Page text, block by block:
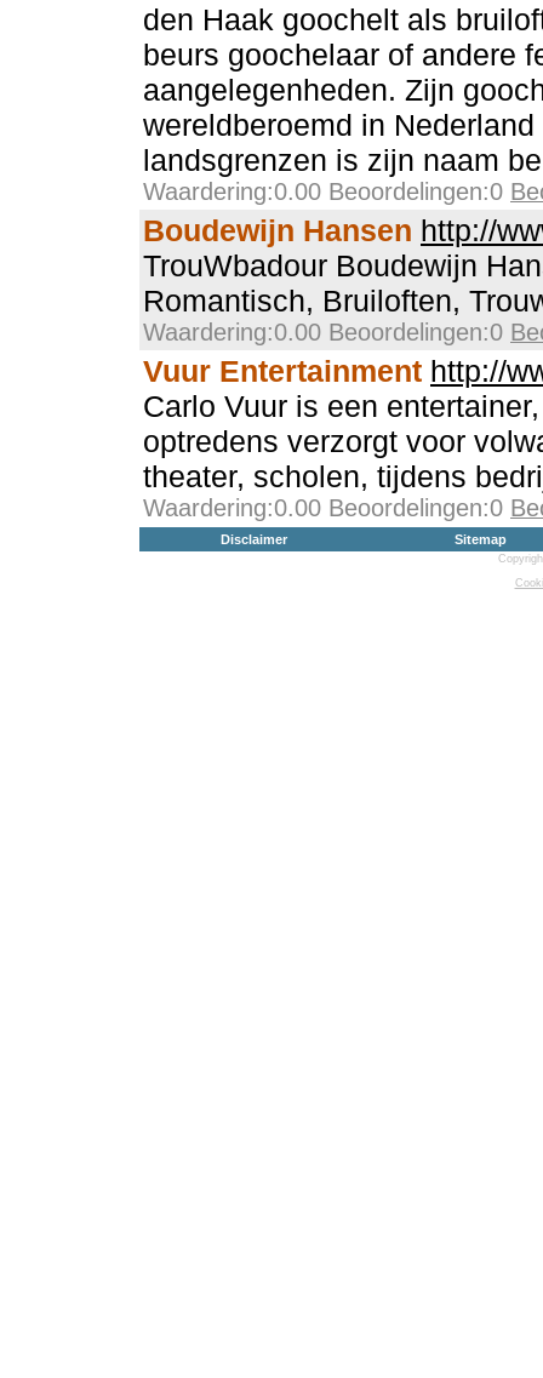
den Haak goochelt als
beurs goochelaar of andere
aangelegenheden. Zijn
wereldberoemd in
landsgrenzen is zijn naam
Waardering:0.00 Beoordelingen:0
Boudewijn Hansen http://
TrouWbadour Boudewijn
Romantisch, Bruiloften,
Waardering:0.00 Beoordelingen:0
Vuur Entertainment http://
Carlo Vuur is een
optredens verzorgt voor
theater, scholen, tijdens
Waardering:0.00 Beoordelingen:0
Disclaimer Sitemap